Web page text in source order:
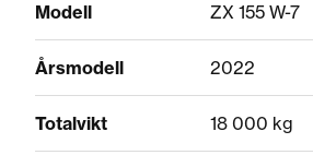
Modell ZX 155 W-7
Årsmodell 2022
Totalvikt 18 000 kg